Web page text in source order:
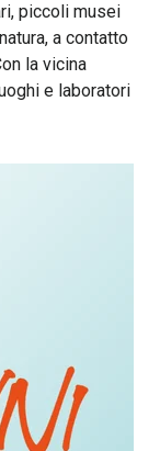
piccoli musei
a contatto
la vicina
e laboratori